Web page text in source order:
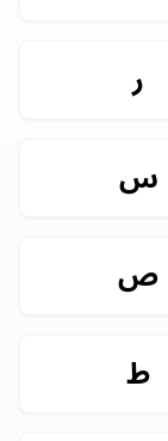
ر
س
ص
ط